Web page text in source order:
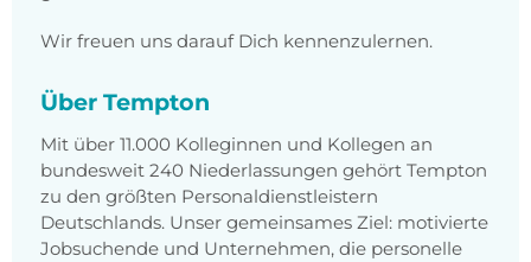
Wir freuen uns darauf Dich kennenzulernen.
Über Tempton
Mit über 11.000 Kolleginnen und Kollegen an
bundesweit 240 Niederlassungen gehört Tempton
zu den größten Personaldienstleistern
Deutschlands. Unser gemeinsames Ziel: motivierte
Jobsuchende und Unternehmen, die personelle